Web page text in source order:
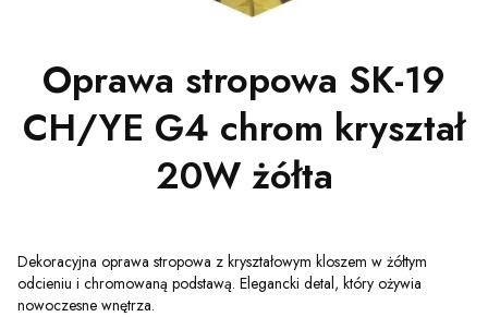
Oprawa stropowa SK-19
CH/YE G4 chrom kryształ
20W żółta
Dekoracyjna oprawa stropowa z kryształowym kloszem w żółtym
odcieniu i chromowaną podstawą. Elegancki detal, który ożywia
nowoczesne wnętrza.